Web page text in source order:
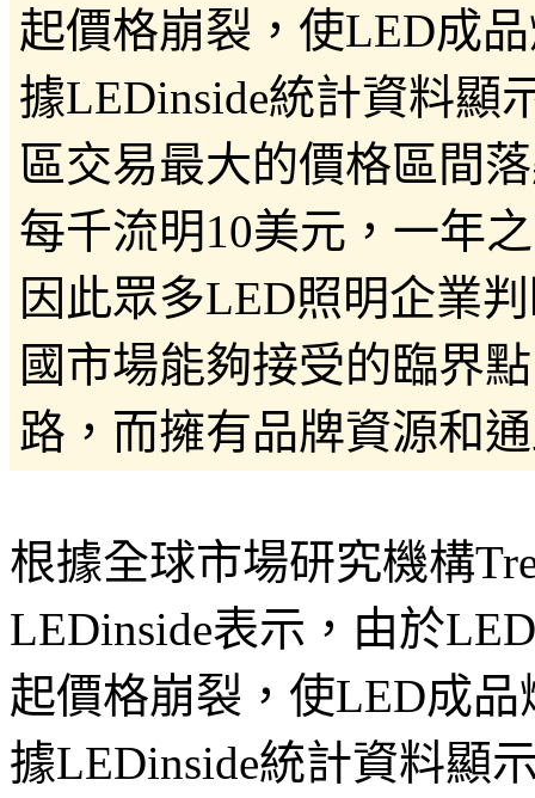
起價格崩裂，使LED成
據LEDinside統計資料顯
區交易最大的價格區間
每千流明10美元，一年
因此眾多LED照明企業
國市場能夠接受的臨界
路，而擁有品牌資源和
根據全球市場研究機構
LEDinside表示，由於
起價格崩裂，使LED成
據LEDinside統計資料顯